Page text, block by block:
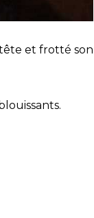
et frotté son